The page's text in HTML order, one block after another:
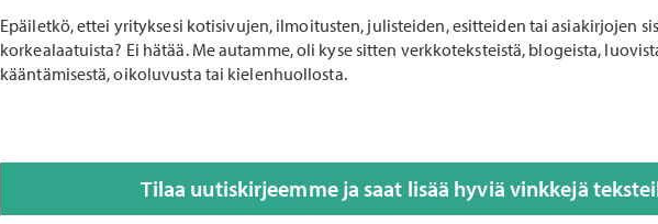
Epäiletkö, ettei yrityksesi kotisivujen, ilmoitusten, julisteiden, esitteiden tai asiakirjojen
korkealaatuista? Ei hätää. Me autamme, oli kyse sitten verkkoteksteistä, blogeista,
kääntämisestä, oikoluvusta tai kielenhuollosta.
Tilaa uutiskirjeemme ja saat lisää hyviä vinkkejä